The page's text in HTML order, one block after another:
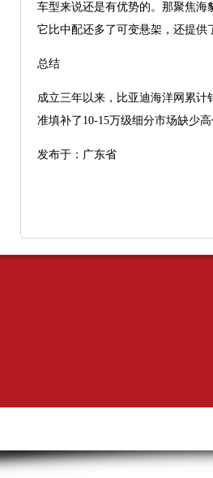
车型来说还是有优势的。那聚焦海
它比中配还多了可变悬架，还提
总结
成立三年以来，比亚迪海洋网累计
准填补了10-15万级细分市场缺少
发布于：广东省